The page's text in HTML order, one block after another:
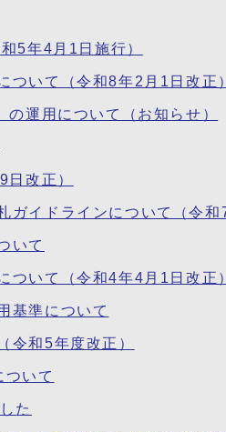
5年4月1日施行）
ついて（令和8年2月1日改正）
運用について（お知らせ）
改正）
ガイドラインについて（令和
いて
ついて（令和4年4月1日改正）
基準について
令和5年度改正）
ついて
た